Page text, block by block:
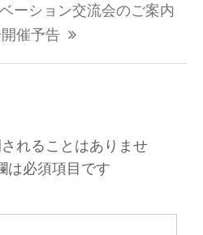
ーション交流会のご案内
催予告
れることはありませ
は必須項目です